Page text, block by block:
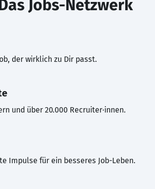
Jobs-Netzwerk
der wirklich zu Dir passt.
und über 20.000 Recruiter·innen.
Impulse für ein besseres Job-Leben.